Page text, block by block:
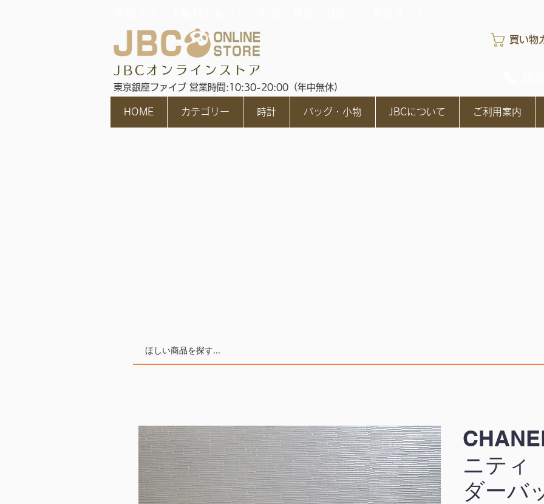
JBCオンラインストア
東京銀座ファイブ 営業時間:10:30~20:00（年中無休)
買い物
HOME カテゴリー 時計 バッグ・小物 JBCについて ご利用案内
ニティ
ダーバ